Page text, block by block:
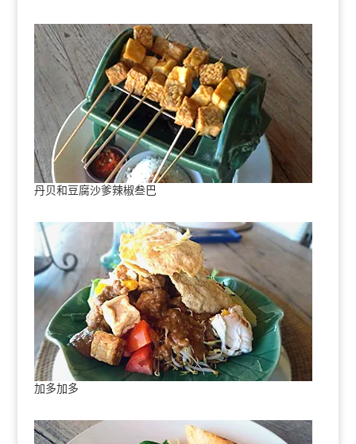
丹贝和豆腐沙爹辣椒叁巴
加多加多